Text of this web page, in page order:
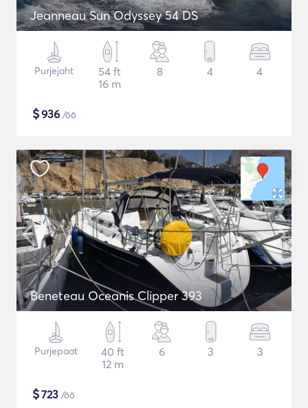
Jeanneau Sun Odyssey 54 DS
Purjejaht
54 ft
16 m
8 4 4
$936 /öö
Beneteau Oceanis Clipper 393
Purjepaat
40 ft
12 m
6 3 3
$723 /öö